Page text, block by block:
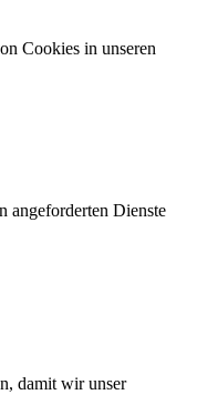
Cookies in unseren
angeforderten Dienste
damit wir unser